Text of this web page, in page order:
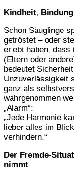
Kindheit,
Schon Säuglinge
getröstet – oder
erlebt haben, dass
(Eltern oder
bedeutet
Unzuverlässigkeit
ganz als
wahrgenommen
„Alarm“:
„Jede Harmonie
lieber alles im
verhindern.“
Der Fremde-
nimmt